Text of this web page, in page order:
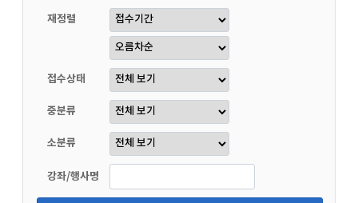
재정렬
접수상태
중분류
소분류
강좌/행사명